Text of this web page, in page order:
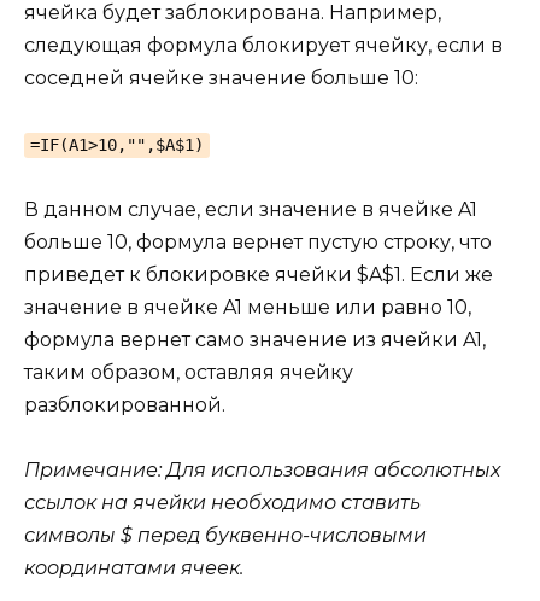
ячейка будет заблокирована. Например,
следующая формула блокирует ячейку, если в
соседней ячейке значение больше 10:
=IF(A1>10,"",$A$1)
В данном случае, если значение в ячейке A1
больше 10, формула вернет пустую строку, что
приведет к блокировке ячейки $A$1. Если же
значение в ячейке A1 меньше или равно 10,
формула вернет само значение из ячейки A1,
таким образом, оставляя ячейку
разблокированной.
Примечание: Для использования абсолютных
ссылок на ячейки необходимо ставить
символы $ перед буквенно-числовыми
координатами ячеек.